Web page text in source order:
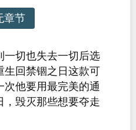
章节
一切也失去一切后选
生回禁锢之日这款可
他要用最完美的通
，毁灭那些想要夺走